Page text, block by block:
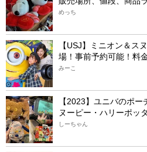
めっち
【USJ】ミニオン＆ス
場！事前予約可能！料
みーこ
【2023】ユニバのポ
ヌーピー・ハリーポッ
しーちゃん